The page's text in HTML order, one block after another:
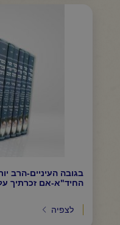
בגובה העיניים-הרב
החיד"א-אם זכרתיך
לצפיה